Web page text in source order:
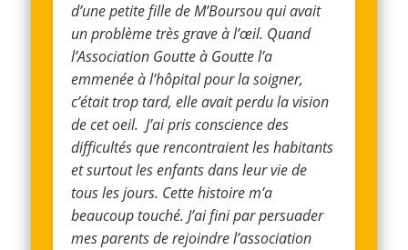
d’une petite fille de M’Boursou qui avait
un problème très grave à l’œil. Quand
l’Association Goutte à Goutte l’a
emmenée à l’hôpital pour la soigner,
c’était trop tard, elle avait perdu la vision
de cet oeil. J’ai pris conscience des
difficultés que rencontraient les habitants
et surtout les enfants dans leur vie de
tous les jours. Cette histoire m’a
beaucoup touché. J’ai fini par persuader
mes parents de rejoindre l’association